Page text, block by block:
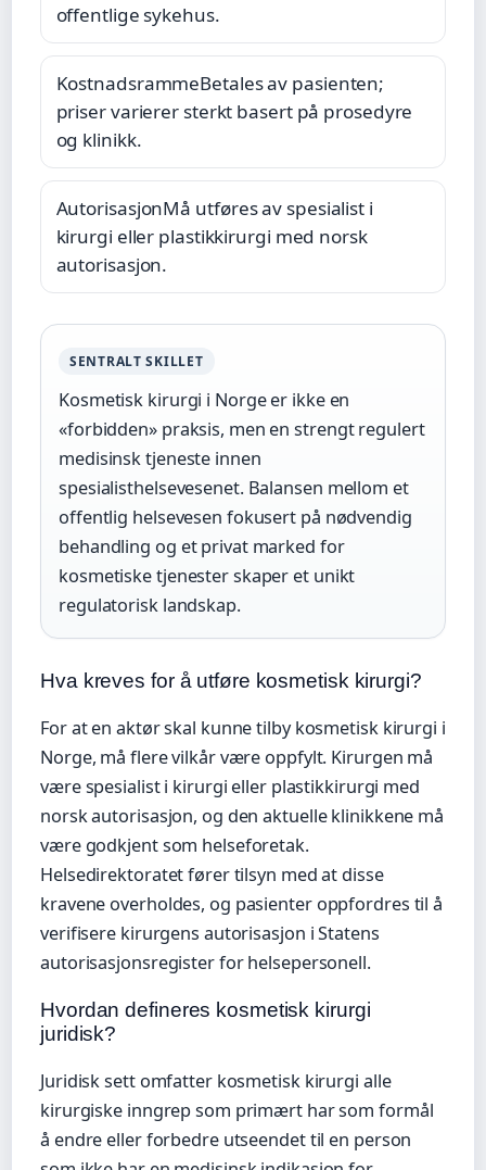
offentlige sykehus.
KostnadsrammeBetales av pasienten;
priser varierer sterkt basert på prosedyre
og klinikk.
AutorisasjonMå utføres av spesialist i
kirurgi eller plastikkirurgi med norsk
autorisasjon.
SENTRALT SKILLET
Kosmetisk kirurgi i Norge er ikke en
«forbidden» praksis, men en strengt regulert
medisinsk tjeneste innen
spesialisthelsevesenet. Balansen mellom et
offentlig helsevesen fokusert på nødvendig
behandling og et privat marked for
kosmetiske tjenester skaper et unikt
regulatorisk landskap.
Hva kreves for å utføre kosmetisk kirurgi?
For at en aktør skal kunne tilby kosmetisk kirurgi i
Norge, må flere vilkår være oppfylt. Kirurgen må
være spesialist i kirurgi eller plastikkirurgi med
norsk autorisasjon, og den aktuelle klinikkene må
være godkjent som helseforetak.
Helsedirektoratet fører tilsyn med at disse
kravene overholdes, og pasienter oppfordres til å
verifisere kirurgens autorisasjon i Statens
autorisasjonsregister for helsepersonell.
Hvordan defineres kosmetisk kirurgi
juridisk?
Juridisk sett omfatter kosmetisk kirurgi alle
kirurgiske inngrep som primært har som formål
å endre eller forbedre utseendet til en person